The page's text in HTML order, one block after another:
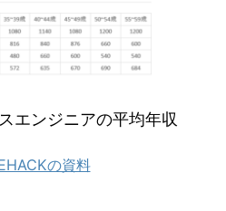
エンジニアの平均年収
の資料